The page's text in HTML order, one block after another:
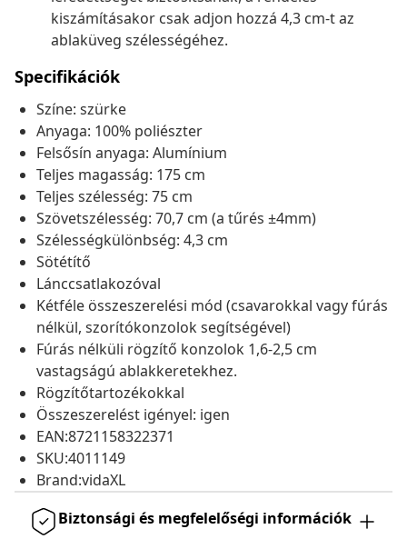
kiszámításakor csak adjon hozzá 4,3 cm-t az
ablaküveg szélességéhez.
Specifikációk
Színe: szürke
Anyaga: 100% poliészter
Felsősín anyaga: Alumínium
Teljes magasság: 175 cm
Teljes szélesség: 75 cm
Szövetszélesség: 70,7 cm (a tűrés ±4mm)
Szélességkülönbség: 4,3 cm
Sötétítő
Lánccsatlakozóval
Kétféle összeszerelési mód (csavarokkal vagy fúrás
nélkül, szorítókonzolok segítségével)
Fúrás nélküli rögzítő konzolok 1,6-2,5 cm
vastagságú ablakkeretekhez.
Rögzítőtartozékokkal
Összeszerelést igényel: igen
EAN:8721158322371
SKU:4011149
Brand:vidaXL
Biztonsági és megfelelőségi információk